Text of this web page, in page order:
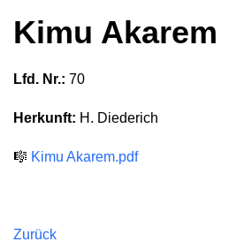
Kimu Akarem
Lfd. Nr.: 70
Herkunft: H. Diederich
🎼 Kimu Akarem.pdf
Zurück